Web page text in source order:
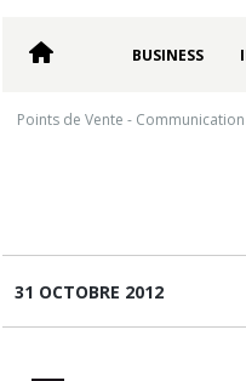
BUSINESS
Points de Vente - Communication
31 OCTOBRE 2012